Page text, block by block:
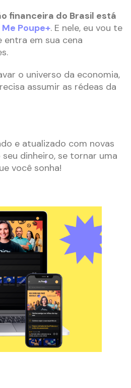
financeira do Brasil está
Me Poupe+. E nele, eu vou te
entra em sua cena
o universo da economia,
assumir as rédeas da
e atualizado com novas
dinheiro, se tornar uma
você sonha!